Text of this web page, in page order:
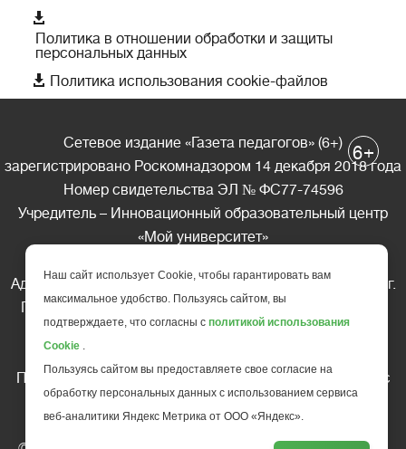

Политика в отношении обработки и защиты
персональных данных
 Политика использования cookie-файлов
Сетевое издание «Газета педагогов» (6+)
зарегистрировано Роскомнадзором 14 декабря 2018 года
Номер свидетельства ЭЛ № ФС77-74596
Учредитель – Инновационный образовательный центр
«Мой университет»
Адрес редакции: 185035 Россия, Республика Карелия, г.
Петрозаводск, ул. Фридриха Энгельса д.10, офис 211
Телефон редакции: +7 (499) 685-10-45
Перепечатка материалов газеты допускается только c
письменного разрешения редакции
Ссылка на «Газету педагогов» обязательна.
6+
Наш сайт использует Cookie, чтобы гарантировать вам
максимальное удобство. Пользуясь сайтом, вы
подтверждаете, что согласны с политикой использования
Cookie .
Пользуясь сайтом вы предоставляете свое согласие на
обработку персональных данных с использованием сервиса
веб-аналитики Яндекс Метрика от ООО «Яндекс».